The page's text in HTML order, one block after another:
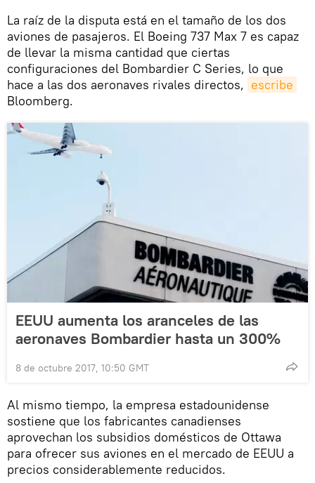
La raíz de la disputa está en el tamaño de los dos
aviones de pasajeros. El Boeing 737 Max 7 es capaz
de llevar la misma cantidad que ciertas
configuraciones del Bombardier C Series, lo que
hace a las dos aeronaves rivales directos, escribe
Bloomberg.
EEUU aumenta los aranceles de las
aeronaves Bombardier hasta un 300%
8 de octubre 2017, 10:50 GMT
Al mismo tiempo, la empresa estadounidense
sostiene que los fabricantes canadienses
aprovechan los subsidios domésticos de Ottawa
para ofrecer sus aviones en el mercado de EEUU a
precios considerablemente reducidos.